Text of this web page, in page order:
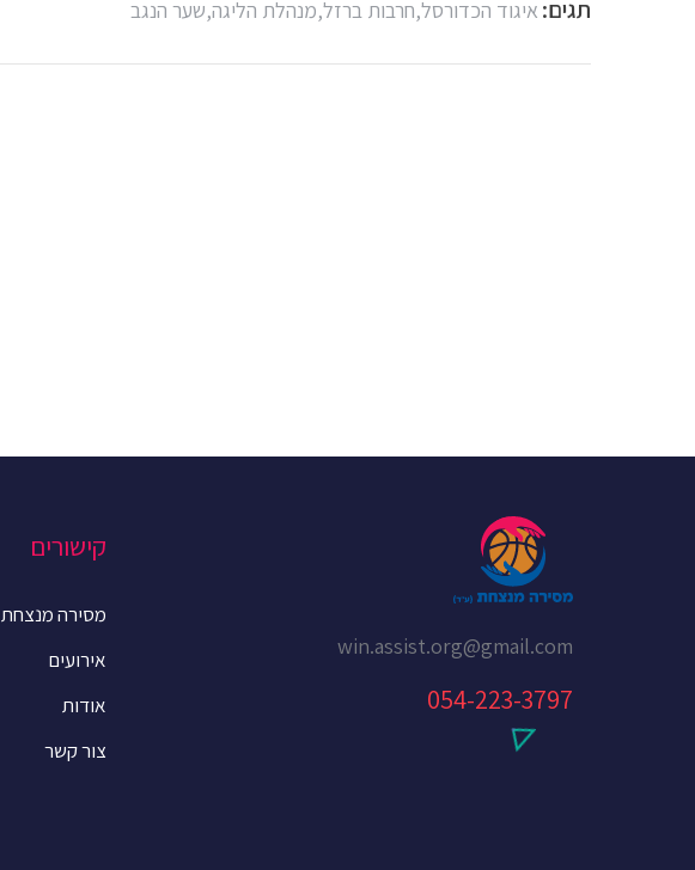
תגים: איגוד הכדורסל,חרבות ברזל,מנהלת הליגה,שער הנגב
win.assist.org@gmail.com
054-223-3797
קישורים
מסירה מנצחת
אירועים
אודות
צור קשר